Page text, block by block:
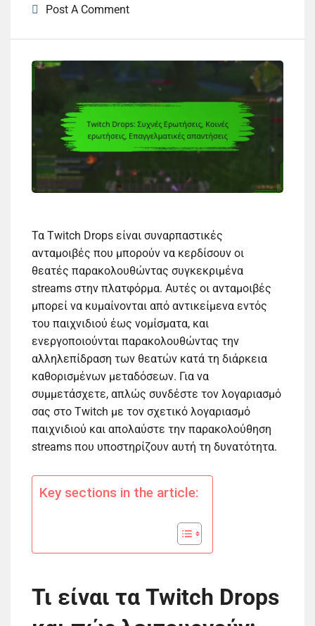
Post A Comment
Τα Twitch Drops είναι συναρπαστικές
ανταμοιβές που μπορούν να κερδίσουν οι
θεατές παρακολουθώντας συγκεκριμένα
streams στην πλατφόρμα. Αυτές οι ανταμοιβές
μπορεί να κυμαίνονται από αντικείμενα εντός
του παιχνιδιού έως νομίσματα, και
ενεργοποιούνται παρακολουθώντας την
αλληλεπίδραση των θεατών κατά τη διάρκεια
καθορισμένων μεταδόσεων. Για να
συμμετάσχετε, απλώς συνδέστε τον λογαριασμό
σας στο Twitch με τον σχετικό λογαριασμό
παιχνιδιού και απολαύστε την παρακολούθηση
streams που υποστηρίζουν αυτή τη δυνατότητα.
Key sections in the article:
Τι είναι τα Twitch Drops